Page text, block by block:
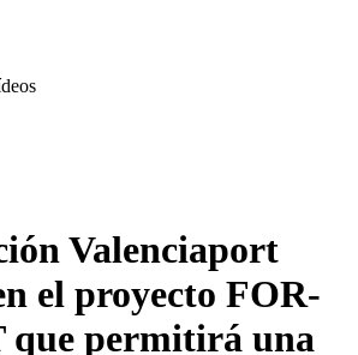
Valenciaport
el proyecto FOR-
permitirá una